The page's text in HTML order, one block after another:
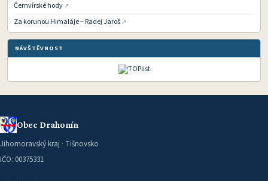
Černvírské hody
Za korunou Himaláje – Radej Jaroš
NÁVŠTĚVNOST
Obec Drahonín
Jihomoravský kraj · Tišnovsko
IČO: 00375331